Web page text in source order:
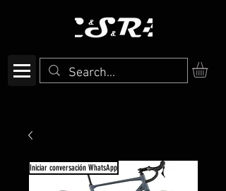
Iniciar conversación WhatsApp